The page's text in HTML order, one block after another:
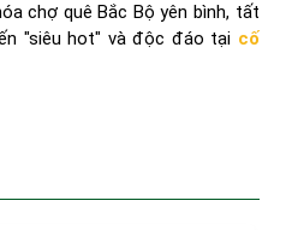
chợ quê Bắc Bộ yên bình, tất
"siêu hot" và độc đáo tại cố